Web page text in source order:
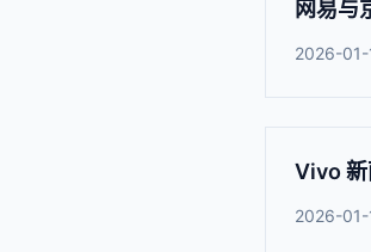
网易与
2026-
Vivo 新
2026-01-